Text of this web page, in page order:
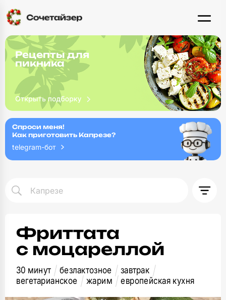
Рецепты для
пикника
Спроси меня!
Как приготовить Капрезе?
telegram-бот
Фриттата
с моцареллой
30 минут безлактозное
завтрак
вегетарианское
жарим европейская кухня